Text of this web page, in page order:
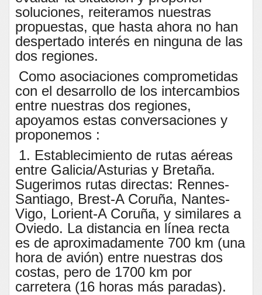
soluciones, reiteramos nuestras
propuestas, que hasta ahora no han
despertado interés en ninguna de las
dos regiones.
Como asociaciones comprometidas
con el desarrollo de los intercambios
entre nuestras dos regiones,
apoyamos estas conversaciones y
proponemos :
1. Establecimiento de rutas aéreas
entre Galicia/Asturias y Bretaña.
Sugerimos rutas directas: Rennes-
Santiago, Brest-A Coruña, Nantes-
Vigo, Lorient-A Coruña, y similares a
Oviedo. La distancia en línea recta
es de aproximadamente 700 km (una
hora de avión) entre nuestras dos
costas, pero de 1700 km por
carretera (16 horas más paradas).